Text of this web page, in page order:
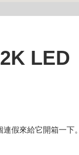
LED
假來給它開箱一下。